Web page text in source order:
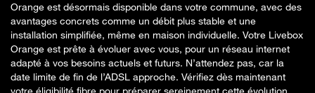
Orange est désormais disponible dans votre commune, avec des
avantages concrets comme un débit plus stable et une
installation simplifiée, même en maison individuelle. Votre Livebox
Orange est prête à évoluer avec vous, pour un réseau internet
adapté à vos besoins actuels et futurs. N’attendez pas, car la
date limite de fin de l’ADSL approche. Vérifiez dès maintenant
votre éligibilité fibre pour préparer sereinement cette évolution.